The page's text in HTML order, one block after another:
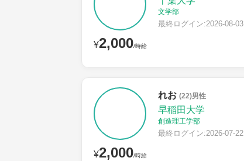
¥2,000/時給
文学部
最終ログイン:2026-08-03
¥2,000/時給
れお (22)男性
早稲田大学
創造理工学部
最終ログイン:2026-07-22